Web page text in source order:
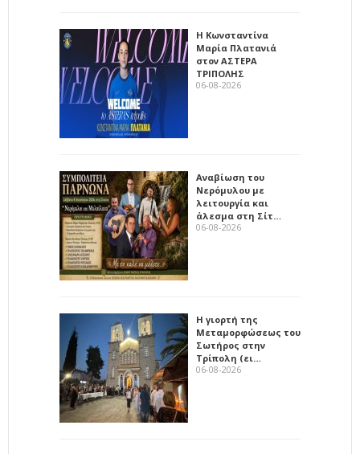
Η Κωνσταντίνα
Μαρία Πλατανιά
στον ΑΣΤΕΡΑ
ΤΡΙΠΟΛΗΣ
06-08-2026
Αναβίωση του
Νερόμυλου με
λειτουργία και
άλεσμα στη Σίτ…
06-08-2026
Η γιορτή της
Μεταμορφώσεως του
Σωτήρος στην
Τρίπολη (ει…
06-08-2026